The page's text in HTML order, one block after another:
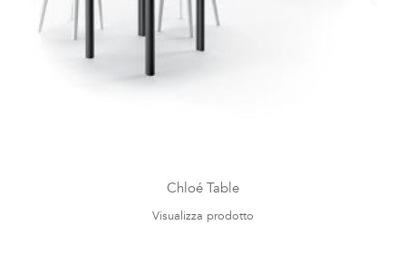
Chloé Table
Visualizza prodotto